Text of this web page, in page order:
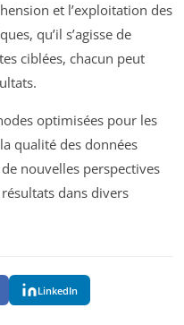
et l’exploitation des
qu’il s’agisse de
ciblées, chacun peut
optimisées pour les
qualité des données
nouvelles perspectives
dans divers
LinkedIn